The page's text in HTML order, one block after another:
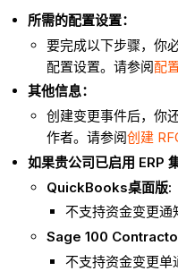
所需的配置设置：
要完成以下步骤，你
配置设置。请参阅配
其他信息：
创建变更事件后，你
作者。请参阅创建
如果贵公司已启用 ERP
QuickBooks桌面版:
不支持资金变更通
Sage 100
不支持资金变更单